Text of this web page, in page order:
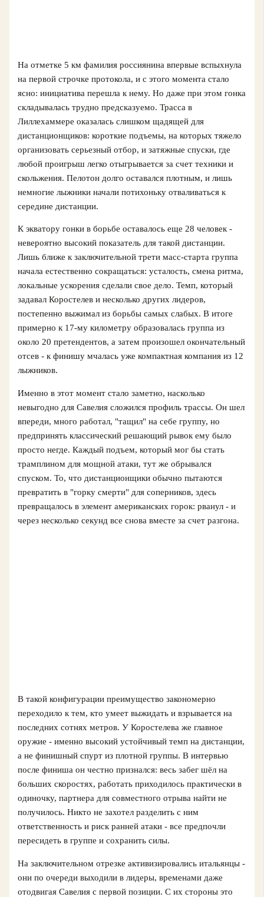
На отметке 5 км фамилия россиянина впервые вспыхнула
на первой строчке протокола, и с этого момента стало
ясно: инициатива перешла к нему. Но даже при этом гонка
складывалась трудно предсказуемо. Трасса в
Лиллехаммере оказалась слишком щадящей для
дистанционщиков: короткие подъемы, на которых тяжело
организовать серьезный отбор, и затяжные спуски, где
любой проигрыш легко отыгрывается за счет техники и
скольжения. Пелотон долго оставался плотным, и лишь
немногие лыжники начали потихоньку отваливаться к
середине дистанции.
К экватору гонки в борьбе оставалось еще 28 человек -
невероятно высокий показатель для такой дистанции.
Лишь ближе к заключительной трети масс-старта группа
начала естественно сокращаться: усталость, смена ритма,
локальные ускорения сделали свое дело. Темп, который
задавал Коростелев и несколько других лидеров,
постепенно выжимал из борьбы самых слабых. В итоге
примерно к 17-му километру образовалась группа из
около 20 претендентов, а затем произошел окончательный
отсев - к финишу мчалась уже компактная компания из 12
лыжников.
Именно в этот момент стало заметно, насколько
невыгодно для Савелия сложился профиль трассы. Он шел
впереди, много работал, "тащил" на себе группу, но
предпринять классический решающий рывок ему было
просто негде. Каждый подъем, который мог бы стать
трамплином для мощной атаки, тут же обрывался
спуском. То, что дистанционщики обычно пытаются
превратить в "горку смерти" для соперников, здесь
превращалось в элемент американских горок: рванул - и
через несколько секунд все снова вместе за счет разгона.
В такой конфигурации преимущество закономерно
переходило к тем, кто умеет выжидать и взрывается на
последних сотнях метров. У Коростелева же главное
оружие - именно высокий устойчивый темп на дистанции,
а не финишный спурт из плотной группы. В интервью
после финиша он честно признался: весь забег шёл на
больших скоростях, работать приходилось практически в
одиночку, партнера для совместного отрыва найти не
получилось. Никто не захотел разделить с ним
ответственность и риск ранней атаки - все предпочли
пересидеть в группе и сохранить силы.
На заключительном отрезке активизировались итальянцы -
они по очереди выходили в лидеры, временами даже
отодвигая Савелия с первой позиции. С их стороны это